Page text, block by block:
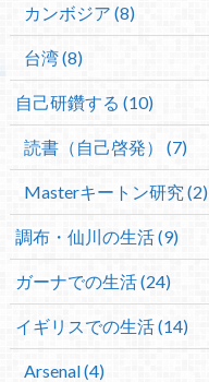
カンボジア (8)
台湾 (8)
自己研鑽する (10)
読書（自己啓発） (7)
Masterキートン研究 (2)
調布・仙川の生活 (9)
ガーナでの生活 (24)
イギリスでの生活 (14)
Arsenal (4)